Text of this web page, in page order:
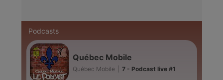
Podcasts
Québec Mobile
Québec Mobile 7 - Podcast live #1